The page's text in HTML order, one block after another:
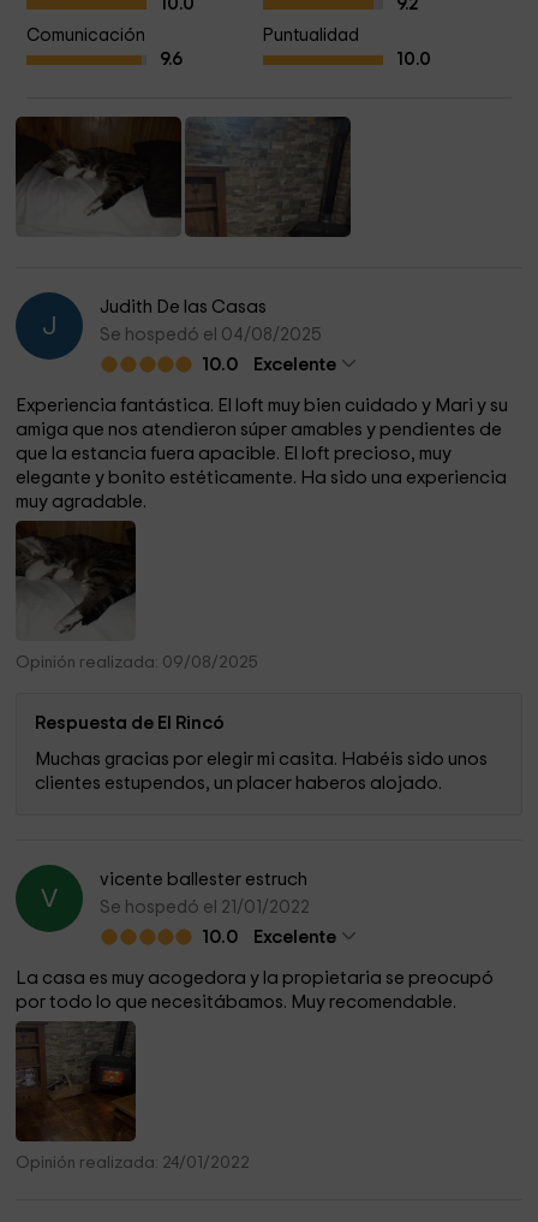
10.0
9.2
Comunicación
9.6
Puntualidad
10.0
J
Judith De las Casas
Se hospedó el 04/08/2025
10.0
Excelente
Experiencia fantástica. El loft muy bien cuidado y Mari y su
amiga que nos atendieron súper amables y pendientes de
que la estancia fuera apacible. El loft precioso, muy
elegante y bonito estéticamente. Ha sido una experiencia
muy agradable.
Opinión realizada: 09/08/2025
Respuesta de El Rincó
Muchas gracias por elegir mi casita. Habéis sido unos
clientes estupendos, un placer haberos alojado.
V
vicente ballester estruch
Se hospedó el 21/01/2022
10.0
Excelente
La casa es muy acogedora y la propietaria se preocupó
por todo lo que necesitábamos. Muy recomendable.
Opinión realizada: 24/01/2022